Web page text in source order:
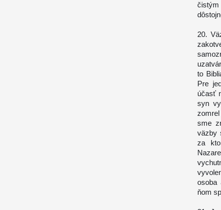
20.
to
Pre
účasť
syn
zomrel
sme
väzby
za
osoba
ňom